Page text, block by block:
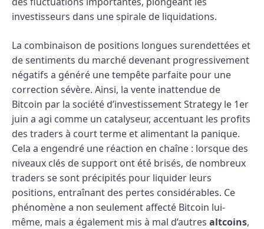
investisseurs dans une spirale de liquidations.
La combinaison de positions longues surendettées et
de sentiments du marché devenant progressivement
négatifs a généré une tempête parfaite pour une
correction sévère. Ainsi, la vente inattendue de
Bitcoin par la société d’investissement Strategy le 1er
juin a agi comme un catalyseur, accentuant les profits
des traders à court terme et alimentant la panique.
Cela a engendré une réaction en chaîne : lorsque des
niveaux clés de support ont été brisés, de nombreux
traders se sont précipités pour liquider leurs
positions, entraînant des pertes considérables. Ce
phénomène a non seulement affecté Bitcoin lui-
même, mais a également mis à mal d’autres altcoins,